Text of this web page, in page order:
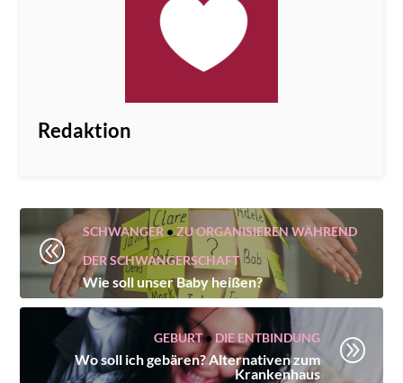
Redaktion
@
SCHWANGER •ZU ORGANISIEREN WÄHREND
DER SCHWANGERSCHAFT
Wie soll unser Baby heißen?
GEBURT•DIE ENTBINDUNG
Wo soll ich gebären? Alternativen zum
Krankenhaus
A